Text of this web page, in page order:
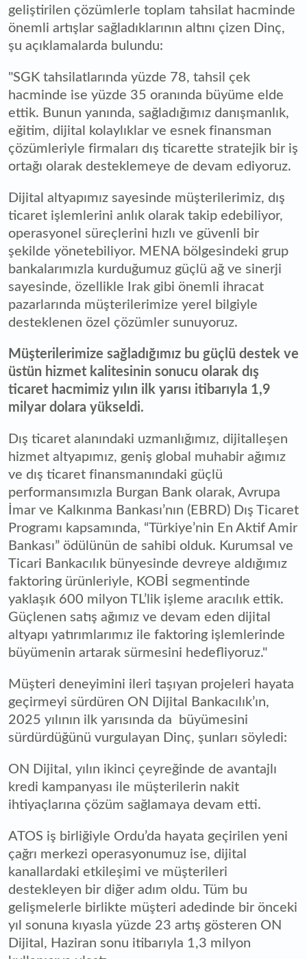
geliştirilen çözümlerle toplam tahsilat hacminde
önemli artışlar sağladıklarının altını çizen Dinç,
şu açıklamalarda bulundu:
"SGK tahsilatlarında yüzde 78, tahsil çek
hacminde ise yüzde 35 oranında büyüme elde
ettik. Bunun yanında, sağladığımız danışmanlık,
eğitim, dijital kolaylıklar ve esnek finansman
çözümleriyle firmaları dış ticarette stratejik bir iş
ortağı olarak desteklemeye de devam ediyoruz.
Dijital altyapımız sayesinde müşterilerimiz, dış
ticaret işlemlerini anlık olarak takip edebiliyor,
operasyonel süreçlerini hızlı ve güvenli bir
şekilde yönetebiliyor. MENA bölgesindeki grup
bankalarımızla kurduğumuz güçlü ağ ve sinerji
sayesinde, özellikle Irak gibi önemli ihracat
pazarlarında müşterilerimize yerel bilgiyle
desteklenen özel çözümler sunuyoruz.
Müşterilerimize sağladığımız bu güçlü destek ve
üstün hizmet kalitesinin sonucu olarak dış
ticaret hacmimiz yılın ilk yarısı itibarıyla 1,9
milyar dolara yükseldi.
Dış ticaret alanındaki uzmanlığımız, dijitalleşen
hizmet altyapımız, geniş global muhabir ağımız
ve dış ticaret finansmanındaki güçlü
performansımızla Burgan Bank olarak, Avrupa
İmar ve Kalkınma Bankası’nın (EBRD) Dış Ticaret
Programı kapsamında, “Türkiye’nin En Aktif Amir
Bankası” ödülünün de sahibi olduk. Kurumsal ve
Ticari Bankacılık bünyesinde devreye aldığımız
faktoring ürünleriyle, KOBİ segmentinde
yaklaşık 600 milyon TL’lik işleme aracılık ettik.
Güçlenen satış ağımız ve devam eden dijital
altyapı yatırımlarımız ile faktoring işlemlerinde
büyümenin artarak sürmesini hedefliyoruz."
Müşteri deneyimini ileri taşıyan projeleri hayata
geçirmeyi sürdüren ON Dijital Bankacılık’ın,
2025 yılının ilk yarısında da büyümesini
sürdürdüğünü vurgulayan Dinç, şunları söyledi:
ON Dijital, yılın ikinci çeyreğinde de avantajlı
kredi kampanyası ile müşterilerin nakit
ihtiyaçlarına çözüm sağlamaya devam etti.
ATOS iş birliğiyle Ordu’da hayata geçirilen yeni
çağrı merkezi operasyonumuz ise, dijital
kanallardaki etkileşimi ve müşterileri
destekleyen bir diğer adım oldu. Tüm bu
gelişmelerle birlikte müşteri adedinde bir önceki
yıl sonuna kıyasla yüzde 23 artış gösteren ON
Dijital, Haziran sonu itibarıyla 1,3 milyon